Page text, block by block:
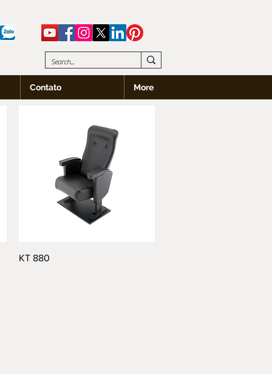
Contato More
KT 880